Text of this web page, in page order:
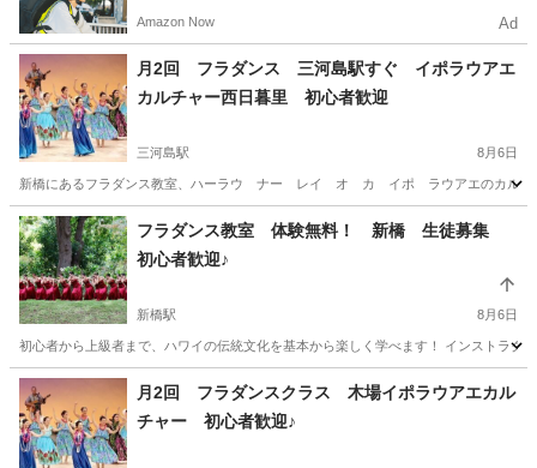
う！
Amazon Now Ad
月2回 フラダンス 三河島駅すぐ イポラウアエ
カルチャー西日暮里 初心者歓迎
三河島駅 8月6日
新橋にあるフラダンス教室、ハーラウ ナー レイ オ カ イポ ラウアエのカルチャ
東京 荒川区 三河島駅 フラダンス レッスン
フラダンス教室 体験無料！ 新橋 生徒募集
初心者歓迎♪
新橋駅 8月6日
初心者から上級者まで、ハワイの伝統文化を基本から楽しく学べます！ インストラ
東京 港区 新橋駅 フラダンス ハワイ
月2回 フラダンスクラス 木場イポラウアエカル
チャー 初心者歓迎♪